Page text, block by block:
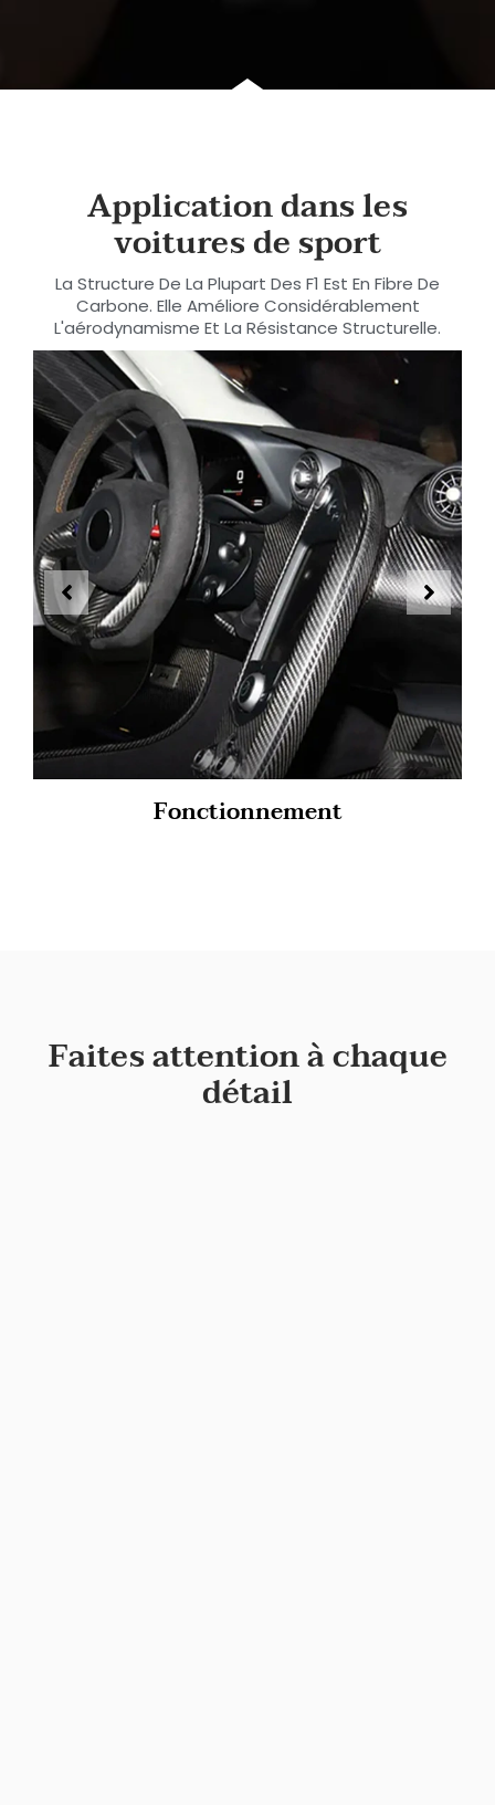
Application dans les
voitures de sport
La Structure De La Plupart Des F1 Est En Fibre De
Carbone. Elle Améliore Considérablement
L'aérodynamisme Et La Résistance Structurelle.
Fonctionnement
Faites attention à chaque
détail